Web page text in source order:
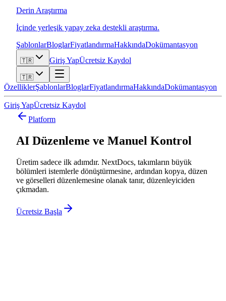
Derin Araştırma
İçinde yerleşik yapay zeka destekli araştırma.
ŞablonlarBloglarFiyatlandırmaHakkındaDokümantasyon
🇹🇷 Giriş YapÜcretsiz Kaydol
🇹🇷
ÖzelliklerŞablonlarBloglarFiyatlandırmaHakkındaDokümantasyon
Giriş YapÜcretsiz Kaydol
Platform
AI Düzenleme ve Manuel Kontrol
Üretim sadece ilk adımdır. NextDocs, takımların büyük
bölümleri istemlerle dönüştürmesine, ardından kopya, düzen
ve görselleri düzenlemesine olanak tanır, düzenleyiciden
çıkmadan.
Ücretsiz Başla